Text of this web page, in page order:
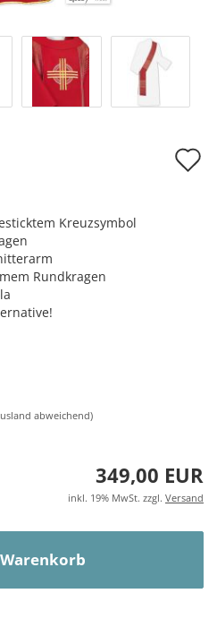
Kreuzsymbol
Rundkragen
abweichend)
349,00 EUR
inkl. 19% MwSt. zzgl. Versand